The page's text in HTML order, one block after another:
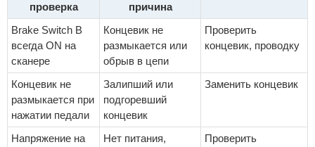
проверка
причина
Brake Switch B
всегда ON на
сканере
Концевик не
размыкается или
обрыв в цепи
Проверить
концевик, проводку
Концевик не
размыкается при
нажатии педали
Залипший или
подгоревший
концевик
Заменить концевик
Напряжение на
Нет питания,
Проверить